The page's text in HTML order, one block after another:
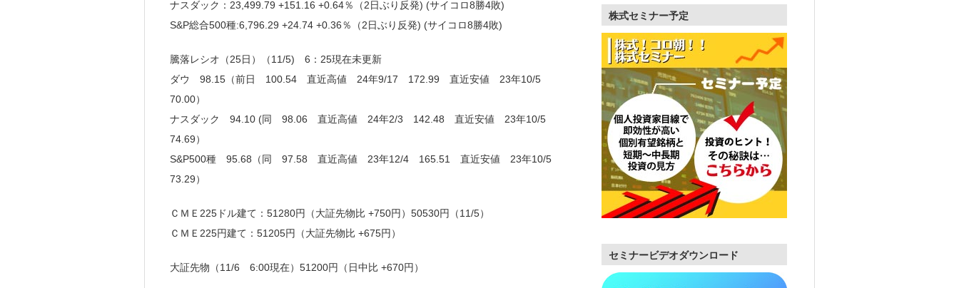
ナスダック：23,499.79 +151.16 +0.64％（2日ぶり反発) (サイコロ8勝4敗)
S&P総合500種:6,796.29 +24.74 +0.36％（2日ぶり反発) (サイコロ8勝4敗)
騰落レシオ（25日）（11/5) 6：25現在未更新
ダウ 98.15（前日 100.54 直近高値 24年9/17 172.99 直近安値 23年10/5
70.00）
ナスダック 94.10 (同 98.06 直近高値 24年2/3 142.48 直近安値 23年10/5
74.69）
S&P500種 95.68（同 97.58 直近高値 23年12/4 165.51 直近安値 23年10/5
73.29）
ＣＭＥ225ドル建て：51280円（大証先物比 +750円）50530円（11/5）
ＣＭＥ225円建て：51205円（大証先物比 +675円）
大証先物（11/6 6:00現在）51200円（日中比 +670円）
株式セミナー予定
セミナービデオダウンロード